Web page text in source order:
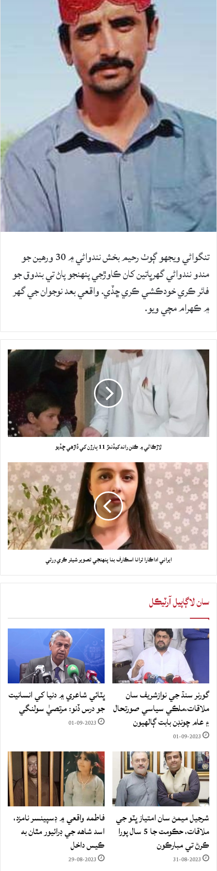
تنگواڻي ويجهو ڳوٺ رحيم بخش نندواڻي ۾ 30 ورهين جو
مندو نندواڻي گهرڀاتين کان ڪاوڙجي پنهنجو پاڻ تي بندوق جو
فائر ڪري خودڪشي ڪري ڇڏي. واقعي بعد نوجوان جي گهر
۾ ڪهرام مچي ويو.
لاڙڪاڻي ۾ ڪتن راند کيڏندڙ 11 ٻارڙن کي ڏاڙهي ڇڏيو
ايراني اداڪارا ترانا اسڪارف بنا پنهنجي تصوير شيئر ڪري ورتي
سان لاڳاپيل آرٽيڪل
گورنر سنڌ جي نوازشريف سان
ملاقات،ملڪي سياسي صورتحال
۽ عام چونڊن بابت ڳالهيون
01-09-2023
ڀٽائي شاعري ۾ دنيا کي انسانيت
جو درس ڏنو: مرتصيٰ سولنگي
01-09-2023
شرجيل ميمڻ سان امتياز ڀٽو جي
ملاقات، حڪومت جا 5 سال پورا
ڪرڻ تي مبارڪون
31-08-2023
فاطمه واقعي ۾ ڊسپينسر نامزد،
اسد شاهه جي ڊرائيور مٿان به
ڪيس داخل
29-08-2023